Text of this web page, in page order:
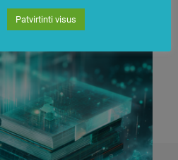
Patvirtinti visus